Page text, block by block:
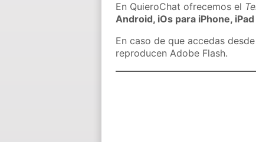
En QuieroChat ofrecemos el
Android, iOs para iPhone,
En caso de que accedas
reproducen Adobe Flash.